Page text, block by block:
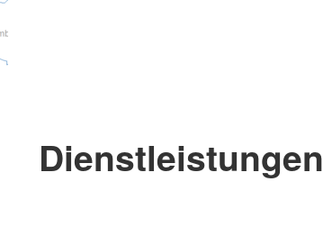
Dienstleistungen